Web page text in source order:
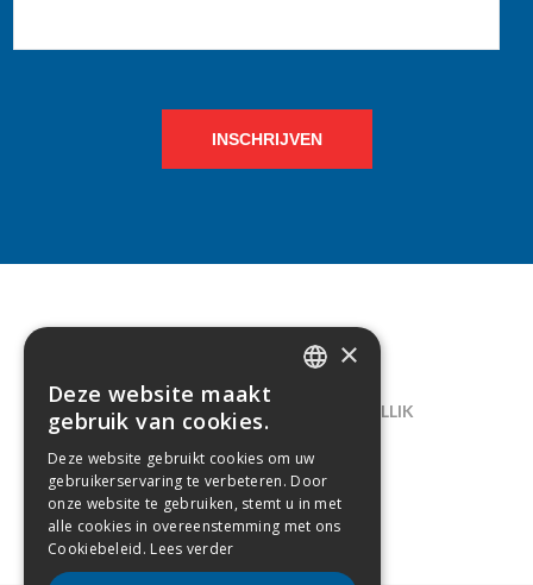
INSCHRIJVEN
CONTACT
LELIEGAARDE 22, B-1731 ZELLIK
02/238.10.11
INFO@CREAMODA.BE
BE0407.694.265
×
Deze website maakt
gebruik van cookies.
Deze website gebruikt cookies om uw
gebruikerservaring te verbeteren. Door
onze website te gebruiken, stemt u in met
alle cookies in overeenstemming met ons
Cookiebeleid. Lees verder